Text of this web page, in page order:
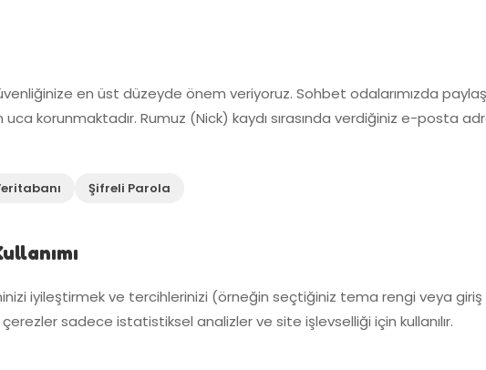
en üst düzeyde önem veriyoruz. Sohbet odalarımızda
korunmaktadır. Rumuz (Nick) kaydı sırasında verdiğiniz e-posta
Şifreli Parola
iyileştirmek ve tercihlerinizi (örneğin seçtiğiniz tema rengi veya
çerezler sadece istatistiksel analizler ve site işlevselliği için kullanılır.